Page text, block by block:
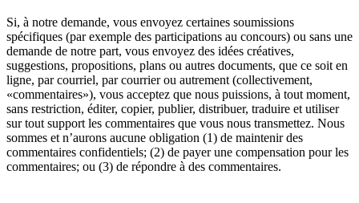
Si, à notre demande, vous envoyez certaines soumissions
spécifiques (par exemple des participations au concours) ou sans une
demande de notre part, vous envoyez des idées créatives,
suggestions, propositions, plans ou autres documents, que ce soit en
ligne, par courriel, par courrier ou autrement (collectivement,
«commentaires»), vous acceptez que nous puissions, à tout moment,
sans restriction, éditer, copier, publier, distribuer, traduire et utiliser
sur tout support les commentaires que vous nous transmettez. Nous
sommes et n’aurons aucune obligation (1) de maintenir des
commentaires confidentiels; (2) de payer une compensation pour les
commentaires; ou (3) de répondre à des commentaires.